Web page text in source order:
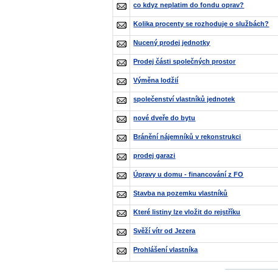
co kdyz neplatim do fondu oprav?
Kolika procenty se rozhoduje o službách?
Nucený prodej jednotky
Prodej části společných prostor
Výměna lodžií
společenství vlastníků jednotek
nové dveře do bytu
Bránění nájemníků v rekonstrukci
prodej garazi
Úpravy u domu - financování z FO
Stavba na pozemku vlastníků
Které listiny lze vložit do rejstříku
Svěží vítr od Jezera
Prohlášení vlastníka